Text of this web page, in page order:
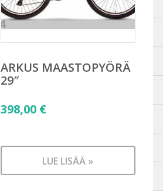
ARKUS MAASTOPYÖRÄ
29″
398,00 €
LUE LISÄÄ »